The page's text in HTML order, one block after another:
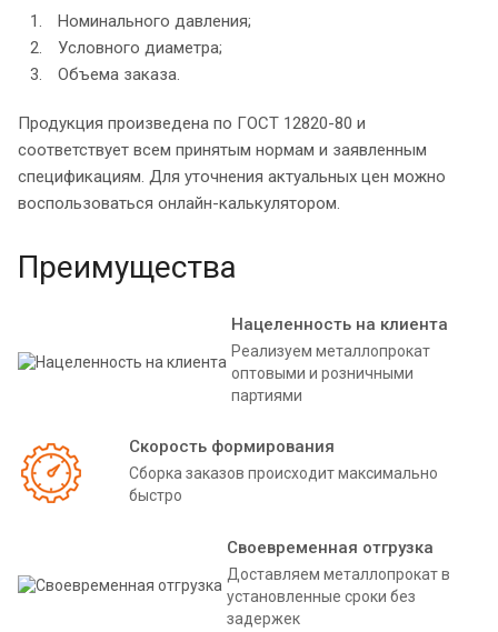
Номинального давления;
Условного диаметра;
Объема заказа.
Продукция произведена по ГОСТ 12820-80 и
соответствует всем принятым нормам и заявленным
спецификациям. Для уточнения актуальных цен можно
воспользоваться онлайн-калькулятором.
Преимущества
Нацеленность на клиента
Реализуем металлопрокат
оптовыми и розничными
партиями
Скорость формирования
Сборка заказов происходит максимально
быстро
Своевременная отгрузка
Доставляем металлопрокат в
установленные сроки без
задержек